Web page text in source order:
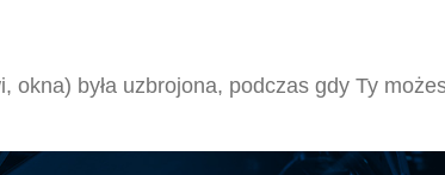
była uzbrojona, podczas gdy Ty